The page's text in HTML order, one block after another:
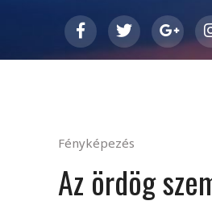
Fényképezés
Az ördög